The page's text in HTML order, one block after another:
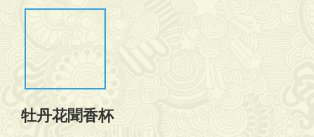
牡丹花聞香杯